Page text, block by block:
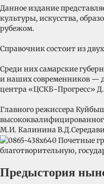
Данное издание
культуры, искусства,
рубежом.
Справочник состоит из
Среди них самарские
и наших современников —
центра «ЦСКБ-Прогресс»
Главного режиссера
М.И. Калинина
благотворительную,
Предыстория